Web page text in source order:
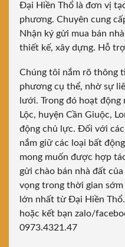
Đại Hiền Thổ là đơn vị
phương. Chuyên cung
Nhận ký gửi mua bán
thiết kế, xây dựng. Hỗ
Chúng tôi nắm rõ thông
phương cụ thể, nhờ sự
lưới. Trong đó hoạt
Lộc, huyện Cần Giuộc,
động chủ lực. Đối với
nắm giữ các loại bất
mong muốn được hợp
gửi chào bán nhà đất
vọng trong thời gian sớm
lớn nhất từ Đại Hiền
hoặc kết bạn zalo/
0973.4321.47